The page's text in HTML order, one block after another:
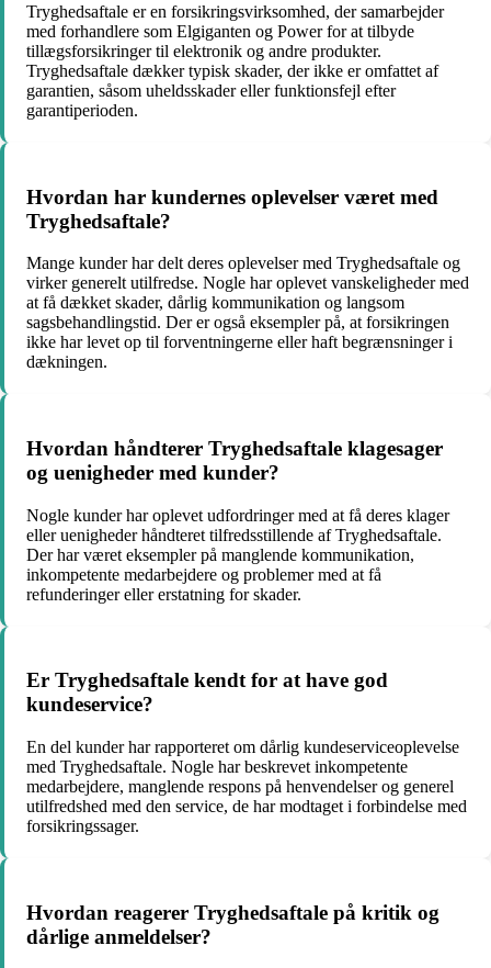
Tryghedsaftale er en forsikringsvirksomhed, der samarbejder
med forhandlere som Elgiganten og Power for at tilbyde
tillægsforsikringer til elektronik og andre produkter.
Tryghedsaftale dækker typisk skader, der ikke er omfattet af
garantien, såsom uheldsskader eller funktionsfejl efter
garantiperioden.
Hvordan har kundernes oplevelser været med
Tryghedsaftale?
Mange kunder har delt deres oplevelser med Tryghedsaftale og
virker generelt utilfredse. Nogle har oplevet vanskeligheder med
at få dækket skader, dårlig kommunikation og langsom
sagsbehandlingstid. Der er også eksempler på, at forsikringen
ikke har levet op til forventningerne eller haft begrænsninger i
dækningen.
Hvordan håndterer Tryghedsaftale klagesager
og uenigheder med kunder?
Nogle kunder har oplevet udfordringer med at få deres klager
eller uenigheder håndteret tilfredsstillende af Tryghedsaftale.
Der har været eksempler på manglende kommunikation,
inkompetente medarbejdere og problemer med at få
refunderinger eller erstatning for skader.
Er Tryghedsaftale kendt for at have god
kundeservice?
En del kunder har rapporteret om dårlig kundeserviceoplevelse
med Tryghedsaftale. Nogle har beskrevet inkompetente
medarbejdere, manglende respons på henvendelser og generel
utilfredshed med den service, de har modtaget i forbindelse med
forsikringssager.
Hvordan reagerer Tryghedsaftale på kritik og
dårlige anmeldelser?